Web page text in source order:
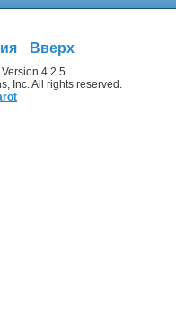
Вверх
4.2.5
Inc. All rights reserved.